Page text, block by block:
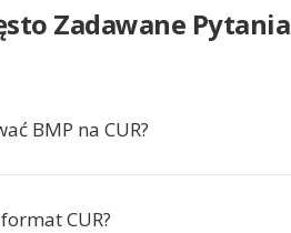
Zadawane Pytania
BMP na CUR?
CUR?